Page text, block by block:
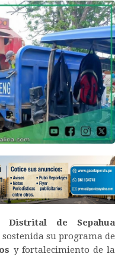
Distrital de Sepahua
su programa de
y fortalecimiento de la